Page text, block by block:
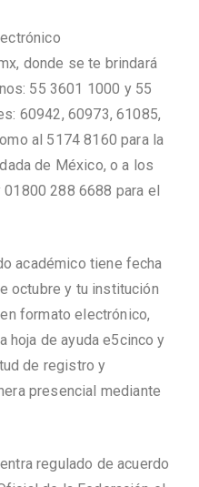
donde se te brindará
55 3601 1000 y 55
60942, 60973, 61085,
al 5174 8160 para la
de México, o a los
288 6688 para el
académico tiene fecha
octubre y tu institución
formato electrónico,
hoja de ayuda e5cinco y
de registro y
presencial mediante
regulado de acuerdo